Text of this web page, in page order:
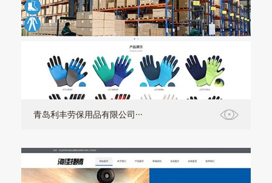
青岛利丰劳保用品有限公司···